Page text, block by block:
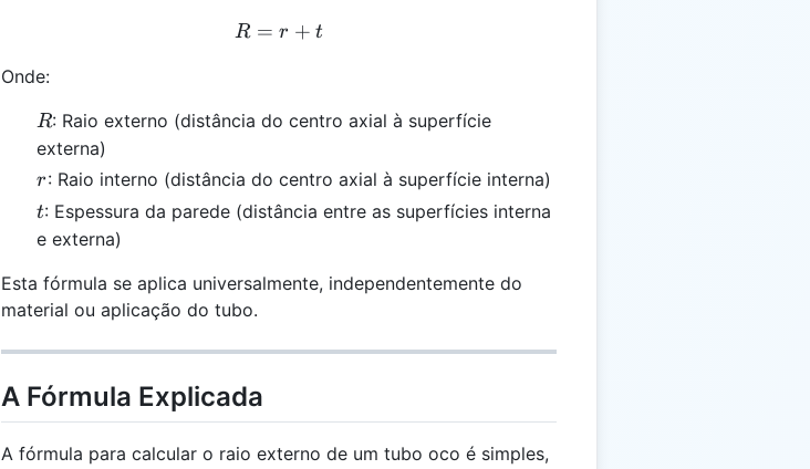
R = r + t
R = r + t
Onde:
R
R: Raio externo (distância do centro axial à superfície
externa)
r
r: Raio interno (distância do centro axial à superfície interna)
t
t: Espessura da parede (distância entre as superfícies interna
e externa)
Esta fórmula se aplica universalmente, independentemente do
material ou aplicação do tubo.
A Fórmula Explicada
A fórmula para calcular o raio externo de um tubo oco é simples,